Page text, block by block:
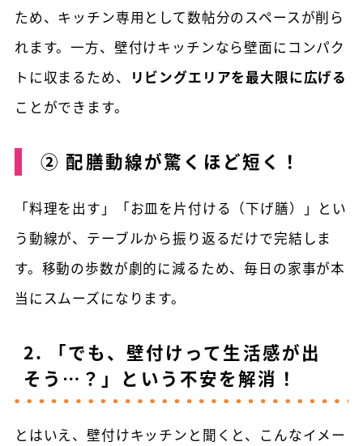
ため、キッチン専用として数帖分のスペースが削ら
れます。一方、壁付けキッチンなら壁面にコンパク
トに収まるため、
リビングエリアを最大限に広げる
ことができます。
② 配膳動線が驚くほど短く！
「料理を出す」「お皿を片付ける（下げ膳）」とい
う動線が、テーブルから振り返るだけで完結しま
す。移動の歩数が劇的に減るため、毎日の家事が本
当にスムーズになります。
2. 「でも、壁付けって生活感が出
そう…？」という不安を解消！
とはいえ、壁付けキッチンと聞くと、こんなイメー